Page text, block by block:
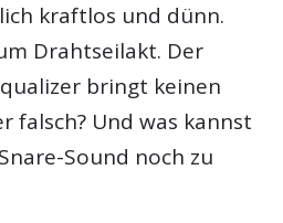
kraftlos und dünn.
Drahtseilakt. Der
bringt keinen
falsch? Und was kannst
Sound noch zu